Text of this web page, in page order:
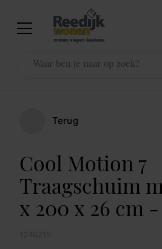
Terug
Cool Motion 7
Traagschuim
x 200 x 26 cm